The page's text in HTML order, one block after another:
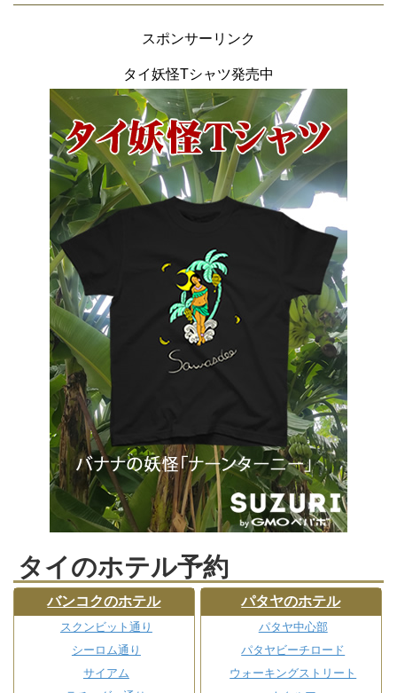
スポンサーリンク
タイ妖怪Tシャツ発売中
タイのホテル予約
バンコクのホテル
スクンビット通り
シーロム通り
サイアム
パタヤのホテル
パタヤ中心部
パタヤビーチロード
ウォーキングストリート